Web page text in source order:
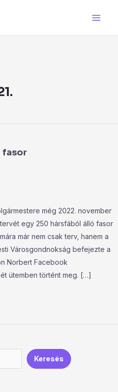
fasor
még 2022. november
egy 250 hársfából álló fasor
már nem csak terv, hanem a
Városgondnokság befejezte a
Norbert Facebook
ütemben történt meg. […]
Keresés